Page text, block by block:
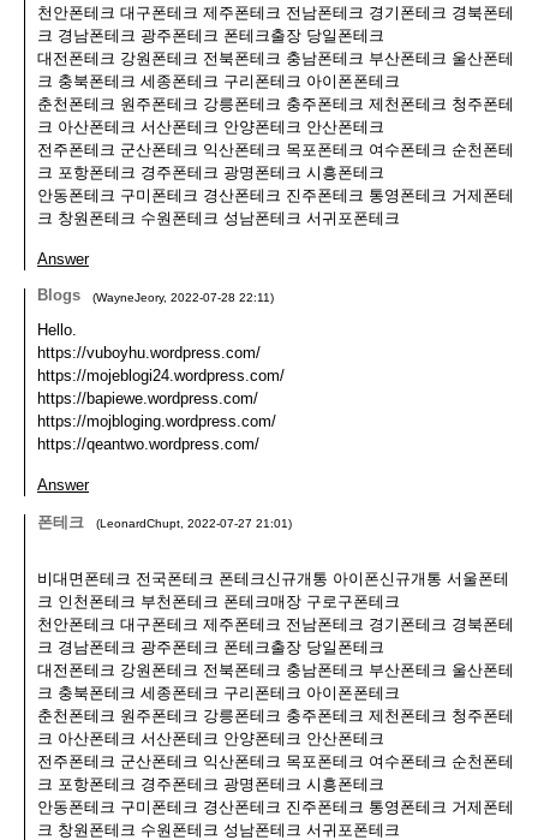
천안폰테크 대구폰테크 제주폰테크 전남폰테크 경기폰테크 경북폰테
크 경남폰테크 광주폰테크 폰테크출장 당일폰테크
대전폰테크 강원폰테크 전북폰테크 충남폰테크 부산폰테크 울산폰테
크 충북폰테크 세종폰테크 구리폰테크 아이폰폰테크
춘천폰테크 원주폰테크 강릉폰테크 충주폰테크 제천폰테크 청주폰테
크 아산폰테크 서산폰테크 안양폰테크 안산폰테크
전주폰테크 군산폰테크 익산폰테크 목포폰테크 여수폰테크 순천폰테
크 포항폰테크 경주폰테크 광명폰테크 시흥폰테크
안동폰테크 구미폰테크 경산폰테크 진주폰테크 통영폰테크 거제폰테
크 창원폰테크 수원폰테크 성남폰테크 서귀포폰테크
Answer
Blogs
(WayneJeory, 2022-07-28 22:11)
Hello.
https://vuboyhu.wordpress.com/
https://mojeblogi24.wordpress.com/
https://bapiewe.wordpress.com/
https://mojbloging.wordpress.com/
https://qeantwo.wordpress.com/
Answer
폰테크 (LeonardChupt 2022-07-27 21:01)
비대면폰테크 전국폰테크 폰테크신규개통 아이폰신규개통 서울폰테
크 인천폰테크 부천폰테크 폰테크매장 구로구폰테크
천안폰테크 대구폰테크 제주폰테크 전남폰테크 경기폰테크 경북폰테
크 경남폰테크 광주폰테크 폰테크출장 당일폰테크
대전폰테크 강원폰테크 전북폰테크 충남폰테크 부산폰테크 울산폰테
크 충북폰테크 세종폰테크 구리폰테크 아이폰폰테크
춘천폰테크 원주폰테크 강릉폰테크 충주폰테크 제천폰테크 청주폰테
크 아산폰테크 서산폰테크 안양폰테크 안산폰테크
전주폰테크 군산폰테크 익산폰테크 목포폰테크 여수폰테크 순천폰테
크 포항폰테크 경주폰테크 광명폰테크 시흥폰테크
안동폰테크 구미폰테크 경산폰테크 진주폰테크 통영폰테크 거제폰테
크 창원폰테크 수원폰테크 성남폰테크 서귀포폰테크